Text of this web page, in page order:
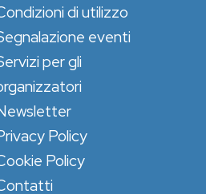
di utilizzo
eventi
per gli
Policy
Policy